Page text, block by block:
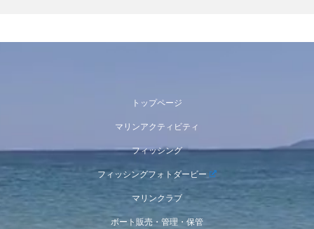
トップページ
マリンアクティビティ
フィッシング
フィッシングフォトダービー
マリンクラブ
ボート販売・管理・保管